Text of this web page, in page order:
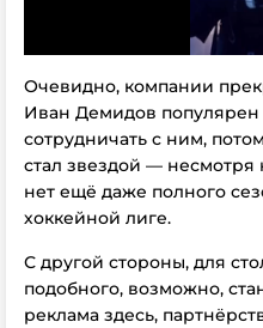
Очевидно, компании
Иван Демидов популярен
сотрудничать с ним,
стал звездой — несмотря
нет ещё даже полного
хоккейной лиге.
С другой стороны, для
подобного, возможно,
реклама здесь,